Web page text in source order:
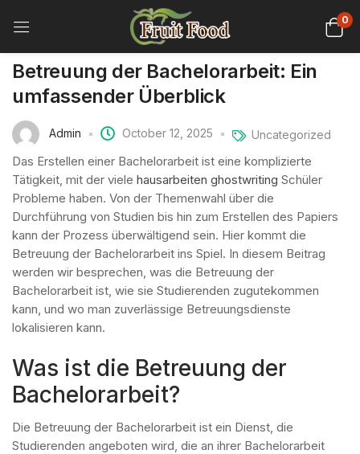
0
Betreuung der Bachelorarbeit: Ein
umfassender Überblick
Admin October 12, 2025 Uncategorized
Das Erstellen einer Bachelorarbeit ist eine komplizierte
Tätigkeit, mit der viele hausarbeiten ghostwriting Schüler
Probleme haben. Von der Themenwahl über die
Durchführung von Studien bis hin zum Erstellen des Papiers
kann der Prozess überwältigend sein. Hier kommt die
Betreuung der Bachelorarbeit ins Spiel. In diesem Beitrag
werden wir besprechen, was die Betreuung der
Bachelorarbeit ist, wie sie Studierenden zugutekommen
kann, und wo man zuverlässige Betreuungsdienste
lokalisieren kann.
Was ist die Betreuung der
Bachelorarbeit?
Die Betreuung der Bachelorarbeit ist ein Dienst, die
Studierenden angeboten wird, die an ihrer Bachelorarbeit